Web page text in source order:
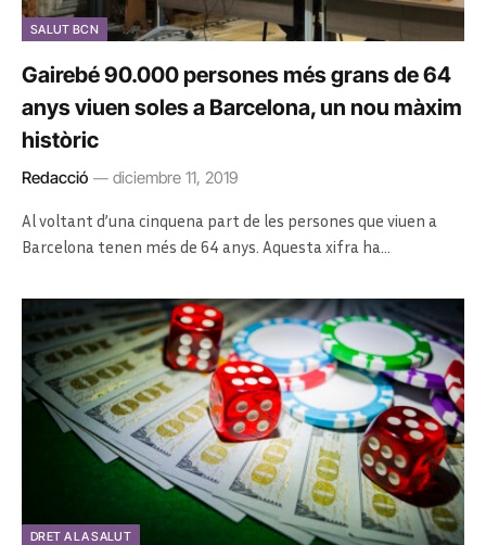
SALUT BCN
Gairebé 90.000 persones més grans de 64
anys viuen soles a Barcelona, un nou màxim
històric
Redacció diciembre 11, 2019
Al voltant d’una cinquena part de les persones que viuen a
Barcelona tenen més de 64 anys. Aquesta xifra ha…
DRET A LA SALUT